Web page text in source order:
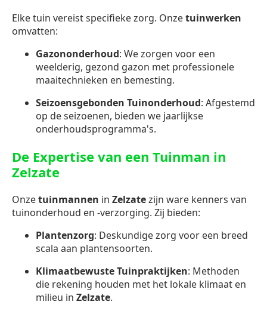
Elke tuin vereist specifieke zorg. Onzetuinwerken
omvatten:
Gazononderhoud: We zorgen voor een
weelderig, gezond gazon met professionele
maaitechnieken en bemesting.
Seizoensgebonden Tuinonderhoud: Afgestemd
op de seizoenen, bieden we jaarlijkse
onderhoudsprogramma's.
De Expertise van een Tuinman in
Zelzate
Onzetuinmannen in Zelzatezijn ware kenners van
tuinonderhoud en -verzorging. Zij bieden:
Plantenzorg: Deskundige zorg voor een breed
scala aan plantensoorten.
Klimaatbewuste Tuinpraktijken: Methoden
die rekening houden met het lokale klimaat en
milieu in Zelzate.